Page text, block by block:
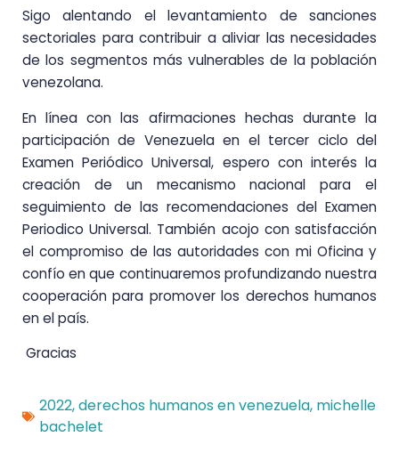
Sigo alentando el levantamiento de sanciones
sectoriales para contribuir a aliviar las necesidades
de los segmentos más vulnerables de la población
venezolana.
En línea con las afirmaciones hechas durante la
participación de Venezuela en el tercer ciclo del
Examen Periódico Universal, espero con interés la
creación de un mecanismo nacional para el
seguimiento de las recomendaciones del Examen
Periodico Universal. También acojo con satisfacción
el compromiso de las autoridades con mi Oficina y
confío en que continuaremos profundizando nuestra
cooperación para promover los derechos humanos
en el país.
Gracias
2022,derechos humanos en venezuela, michelle
bachelet